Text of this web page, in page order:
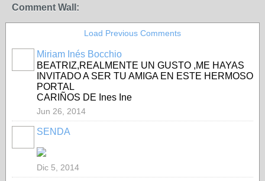
Comment Wall:
Load Previous Comments
Miriam Inés Bocchio
BEATRIZ,REALMENTE UN GUSTO ,ME HAYAS
INVITADO A SER TU AMIGA EN ESTE HERMOSO
PORTAL
CARIÑOS DE Ines Ine
Jun 26, 2014
SENDA
Dic 5, 2014